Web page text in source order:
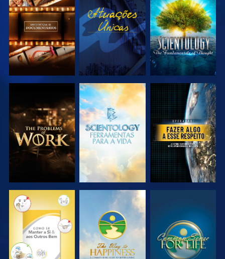
EXPLORAR A
SÉRIE
VER
EXPLORAR A
SÉRIE
EXPLORAR A
SÉRIE
EXPLORAR A
SÉRIE
VER
VER VER VER